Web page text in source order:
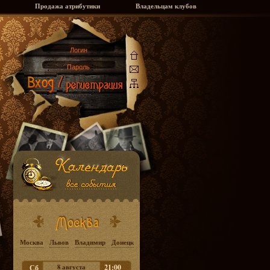
Продажа атрибутики Владельцам клубов
Москва Львов Владимир Донецк
Сб 8 августа
21:00